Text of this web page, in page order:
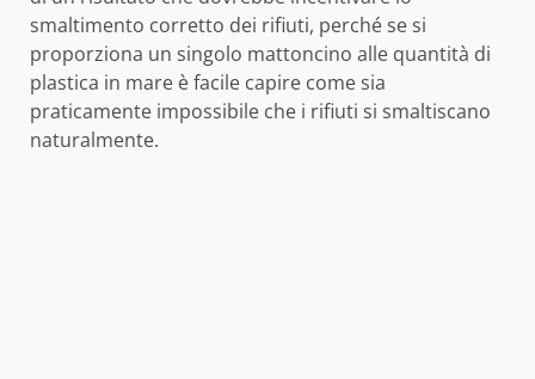
smaltimento corretto dei rifiuti, perché se si
proporziona un singolo mattoncino alle quantità di
plastica in mare è facile capire come sia
praticamente impossibile che i rifiuti si smaltiscano
naturalmente.